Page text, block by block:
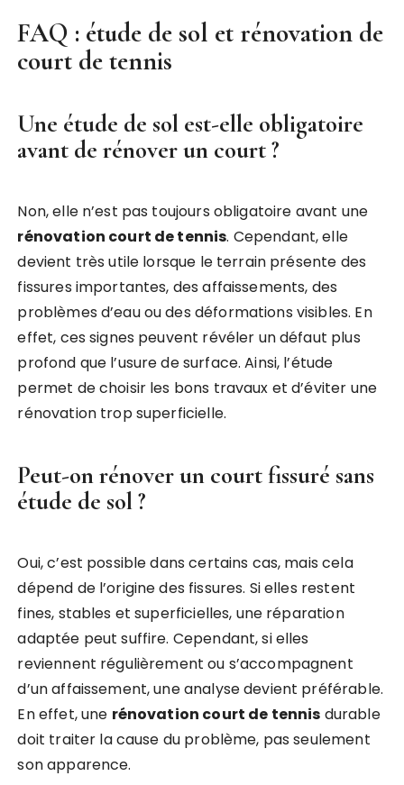
FAQ : étude de sol et rénovation de
court de tennis
Une étude de sol est-elle obligatoire
avant de rénover un court ?
Non, elle n’est pas toujours obligatoire avant une
rénovation court de tennis. Cependant, elle
devient très utile lorsque le terrain présente des
fissures importantes, des affaissements, des
problèmes d’eau ou des déformations visibles. En
effet, ces signes peuvent révéler un défaut plus
profond que l’usure de surface. Ainsi, l’étude
permet de choisir les bons travaux et d’éviter une
rénovation trop superficielle.
Peut-on rénover un court fissuré sans
étude de sol ?
Oui, c’est possible dans certains cas, mais cela
dépend de l’origine des fissures. Si elles restent
fines, stables et superficielles, une réparation
adaptée peut suffire. Cependant, si elles
reviennent régulièrement ou s’accompagnent
d’un affaissement, une analyse devient préférable.
En effet, une rénovation court de tennis durable
doit traiter la cause du problème, pas seulement
son apparence.